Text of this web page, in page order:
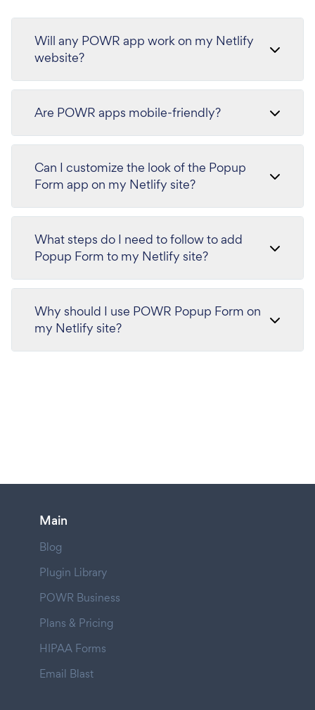
Will any POWR app work on my Netlify
website?
Are POWR apps mobile-friendly?
Can I customize the look of the Popup
Form app on my Netlify site?
What steps do I need to follow to add
Popup Form to my Netlify site?
Why should I use POWR Popup Form on
my Netlify site?
Main
Blog
Plugin Library
POWR Business
Plans & Pricing
HIPAA Forms
Email Blast